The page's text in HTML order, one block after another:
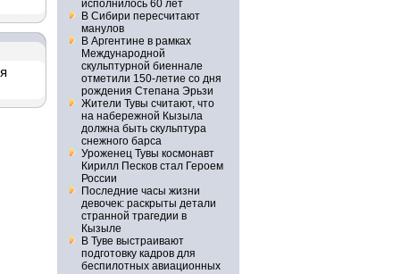
исполнилось 60 лет
В Сибири пересчитают
манулов
В Аргентине в рамках
Международной
скульптурной биеннале
отметили 150-летие со дня
рождения Степана Эрьзи
Жители Тувы считают, что
на набережной Кызыла
должна быть скульптура
снежного барса
Уроженец Тувы космонавт
Кирилл Песков стал Героем
России
Последние часы жизни
девочек: раскрыты детали
странной трагедии в
Кызыле
В Туве выстраивают
подготовку кадров для
беспилотных авиационных